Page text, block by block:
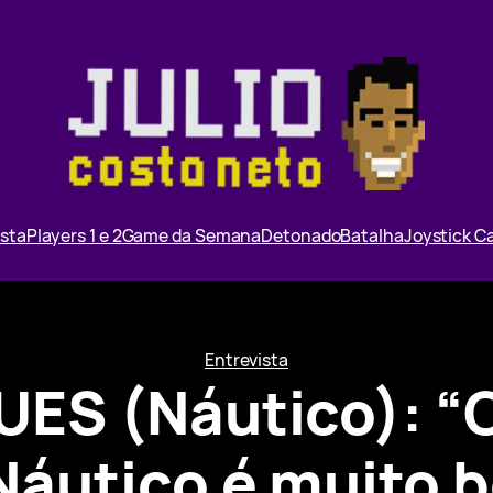
Players 1 e 2Game da SemanaDetonadoBatalhaJoystick
Entrevista
(Náutico):